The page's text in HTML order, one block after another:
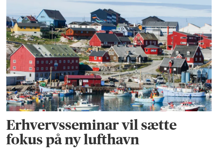
Erhvervsseminar vil sætte
fokus på ny lufthavn